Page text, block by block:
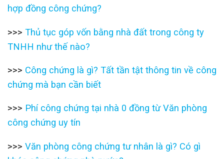
hợp đồng công chứng?
>>> Thủ tục góp vốn bằng nhà đất trong công ty
TNHH như thế nào?
>>> Công chứng là gì? Tất tần tật thông tin về công
chứng mà bạn cần biết
>>> Phí công chứng tại nhà 0 đồng từ Văn phòng
công chứng uy tín
>>> Văn phòng công chứng tư nhân là gì? Có gì